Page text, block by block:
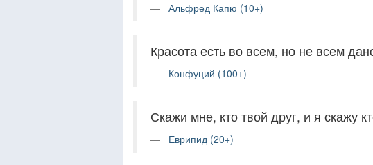
Альфред Капю (10+)
Красота есть во всем, но не всем
Конфуций (100+)
Скажи мне, кто твой друг, и я скажу
Еврипид (20+)